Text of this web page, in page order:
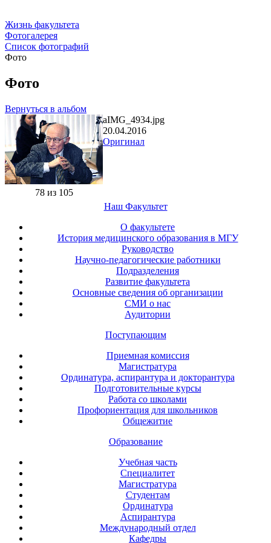
Жизнь факультета
Фотогалерея
Список фотографий
Фото
Фото
Вернуться в альбом
78 из 105
aIMG_4934.jpg
20.04.2016
Оригинал
Наш Факультет
О факультете
История медицинского образования в МГУ
Руководство
Научно-педагогические работники
Подразделения
Развитие факультета
Основные сведения об организации
СМИ о нас
Аудитории
Поступающим
Приемная комиссия
Магистратура
Ординатура, аспирантура и докторантура
Подготовительные курсы
Работа со школами
Профориентация для школьников
Общежитие
Образование
Учебная часть
Специалитет
Магистратура
Студентам
Ординатура
Аспирантура
Международный отдел
Кафедры